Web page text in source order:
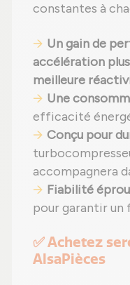
constantes à
Un gain de
accélération
meilleure
Une
efficacité
Conçu pour
accompagnera
Fiabilité
pour garantir
✅ Achetez
AlsaPièces